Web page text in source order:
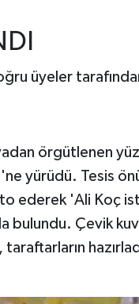
üyeler
örgütlenen
yürüdü. Tesis
ederek 'Ali Koç
bulundu. Çevik